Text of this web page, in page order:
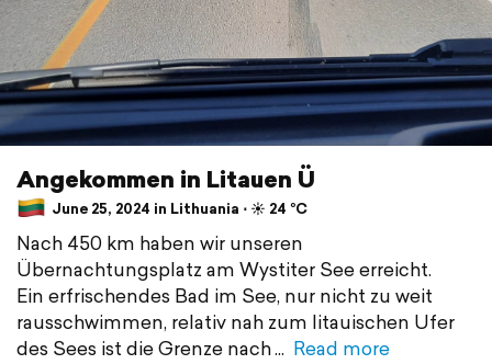
Angekommen in Litauen Ü
June 25, 2024 in Lithuania ⋅ ☀️ 24 °C
Nach 450 km haben wir unseren
Übernachtungsplatz am Wystiter See erreicht.
Ein erfrischendes Bad im See, nur nicht zu weit
rausschwimmen, relativ nah zum litauischen Ufer
des Sees ist die Grenze nach
Read more